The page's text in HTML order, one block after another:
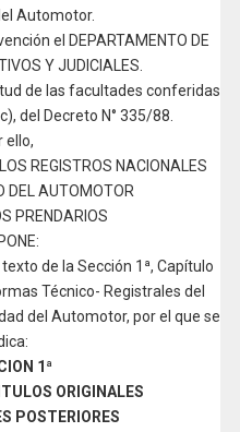
Automotor.
el DEPARTAMENTO DE
Y JUDICIALES.
de las facultades conferidas
del Decreto N° 335/88.
ello,
REGISTROS NACIONALES
DEL AUTOMOTOR
PRENDARIOS
de la Sección 1ª, Capítulo
Técnico- Registrales del
del Automotor, por el que se
1ª
ORIGINALES
POSTERIORES